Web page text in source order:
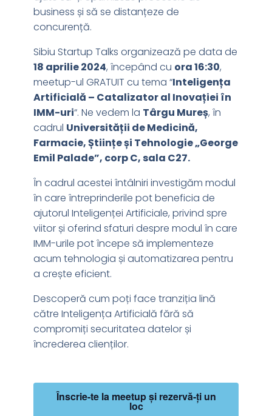
business și să se distanțeze de
concurență.
Sibiu Startup Talks organizează pe data de
18 aprilie 2024, începând cu ora 16:30,
meetup-ul GRATUIT cu tema “Inteligența
Artificială – Catalizator al Inovației în
IMM-uri“. Ne vedem la Târgu Mureș, în
cadrul Universității de Medicină,
Farmacie, Științe și Tehnologie „George
Emil Palade”, corp C, sala C27.
În cadrul acestei întâlniri investigăm modul
în care întreprinderile pot beneficia de
ajutorul Inteligenței Artificiale, privind spre
viitor și oferind sfaturi despre modul în care
IMM-urile pot începe să implementeze
acum tehnologia și automatizarea pentru
a crește eficient.
Descoperă cum poți face tranziția lină
către Inteligența Artificială fără să
compromiți securitatea datelor și
încrederea clienților.
Înscrie-te la meetup și rezervă-ți un
loc